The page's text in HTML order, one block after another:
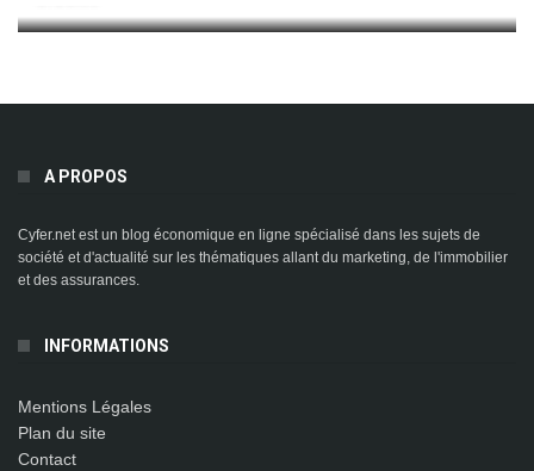
A PROPOS
Cyfer.net est un blog économique en ligne spécialisé dans les sujets de
société et d'actualité sur les thématiques allant du marketing, de l'immobilier
et des assurances.
INFORMATIONS
Mentions Légales
Plan du site
Contact